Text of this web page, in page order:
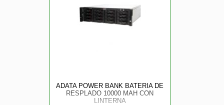
ADATA POWER BANK BATERIA DE
RESPLADO 10000 MAH CON
LINTERNA